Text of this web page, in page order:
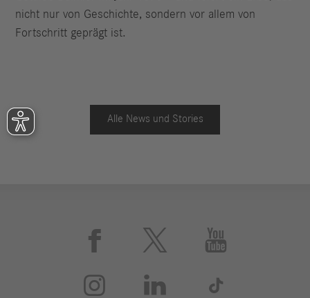
nicht nur von Geschichte, sondern vor allem von
Fortschritt geprägt ist.
Alle News und Stories
 


 